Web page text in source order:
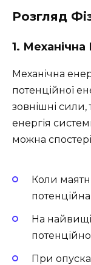
Розгляд
1. Механічна
Механічна
потенційної
зовнішні сили,
енергія
можна
Коли
На
При